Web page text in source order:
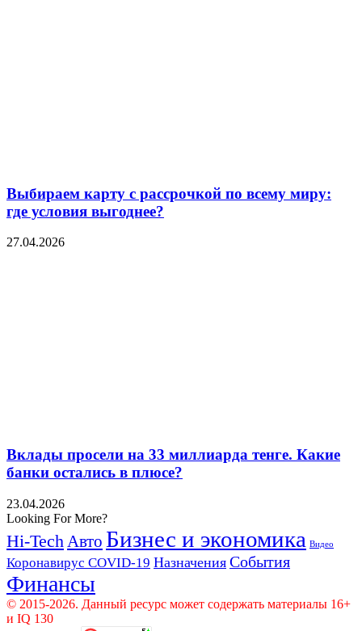
Выбираем карту с рассрочкой по всему миру:
где условия выгоднее?
27.04.2026
Вклады просели на 33 миллиарда тенге. Какие
банки остались в плюсе?
23.04.2026
Looking For More?
Hi-Tech Авто Бизнес и экономика Видео
Коронавирус COVID-19 Назначения События
Финансы
© 2015-2026. Данный ресурс может содержать материалы 16+
и IQ 130